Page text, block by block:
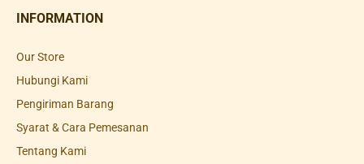
INFORMATION
Our Store
Hubungi Kami
Pengiriman Barang
Syarat & Cara Pemesanan
Tentang Kami